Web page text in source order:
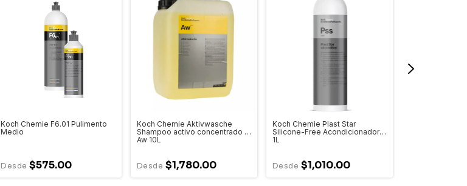
Koch Chemie F6.01 Pulimento
Medio
$575.00
Koch Chemie Aktivwasche
Shampoo activo concentrado -
Aw 10L
$1,780.00
Koch Chemie Plast Star
Silicone-Free Acondicionador
1L
$1,010.00